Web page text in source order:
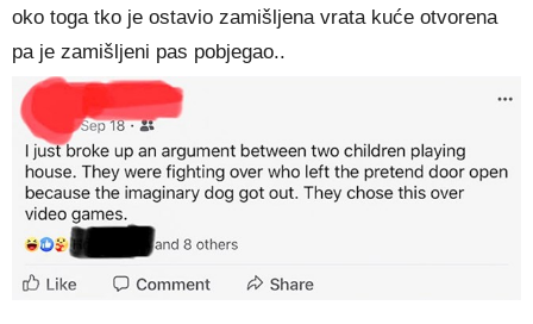
oko toga tko je ostavio zamišljena vrata kuće otvorena
pa je zamišljeni pas pobjegao..